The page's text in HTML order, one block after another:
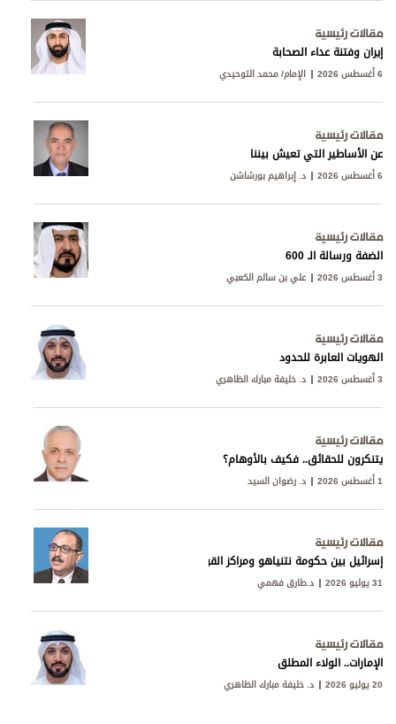
مقالات رئيسية
إيران وفتنة عداء الصحابة
6 أغسطس 2026 الإمام/ محمد التوحيدي
مقالات رئيسية
عن الأساطير التي تعيش بيننا
6 أغسطس 2026 د. إبراهيم بورشاشن
مقالات رئيسية
الضفة ورسالة الـ 600
3 أغسطس 2026 علي بن سالم الكعبي
مقالات رئيسية
الهويات العابرة للحدود
3 أغسطس 2026 د. خليفة مبارك الظاهري
مقالات رئيسية
يتنكرون للحقائق.. فكيف بالأوهام؟
1 أغسطس 2026 د. رضوان السيد
مقالات رئيسية
إسرائيل بين حكومة نتنياهو ومراكز القوى
31 يوليو 2026 د.طارق فهمي
مقالات رئيسية
الإمارات.. الولاء المطلق
20 يوليو 2026 د. خليفة مبارك الظاهري